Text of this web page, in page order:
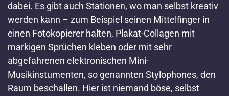
dabei. Es gibt auch Stationen, wo man selbst kreativ
werden kann – zum Beispiel seinen Mittelfinger in
einen Fotokopierer halten, Plakat-Collagen mit
markigen Sprüchen kleben oder mit sehr
abgefahrenen elektronischen Mini-
Musikinstumenten, so genannten Stylophones, den
Raum beschallen. Hier ist niemand böse, selbst